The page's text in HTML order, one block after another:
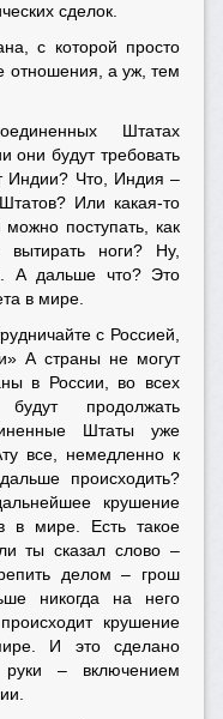
сделок.
с которой просто
отношения, а уж, тем
Штатах
они будут требовать
Индии? Что, Индия –
Или какая-то
поступать, как
ноги? Ну,
А дальше что? Это
в мире.
с Россией,
А страны не могут
в России, во всех
продолжать
Штаты уже
все, немедленно к
происходить?
крушение
в мире. Есть такое
ты сказал слово –
делом – грош
никогда на него
крушение
И это сделано
– включением